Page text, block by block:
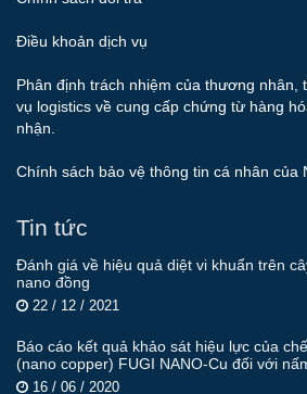
Điều khoản dịch vụ
Phân định trách nhiệm của thương nhân,
vụ logistics về cung cấp chứng từ hàng
nhận.
Chính sách bảo vệ thông tin cá nhân của
Tin tức
Đánh giá về hiệu quả diệt vi khuẩn trên
nano đồng
22 / 12 / 2021
Báo cáo kết quả khảo sát hiệu lực của
(nano copper) FUGI NANO-Cu đối với
16 / 06 / 2020